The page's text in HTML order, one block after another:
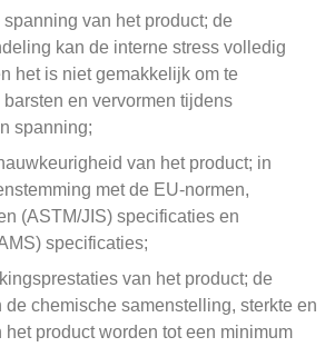
van het product; de
kan de interne stress volledig
het is niet gemakkelijk om te
barsten en vervormen tijdens
spanning;
van het product; in
met de EU-normen,
(ASTM/JIS) specificaties en
specificaties;
van het product; de
chemische samenstelling, sterkte en
het product worden tot een minimum